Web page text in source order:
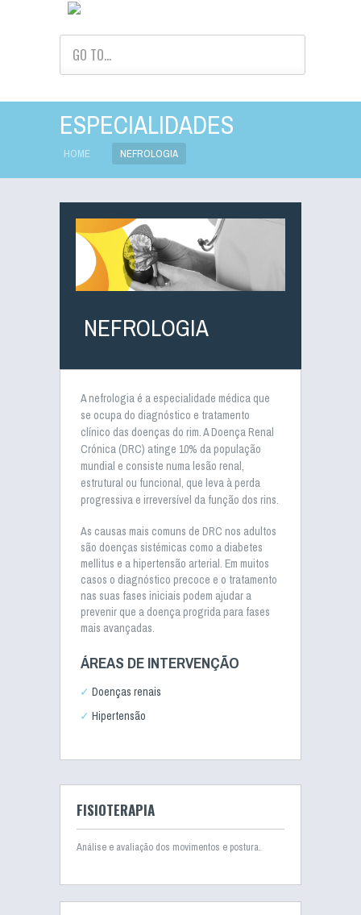
GO TO...
ESPECIALIDADES
HOME NEFROLOGIA
NEFROLOGIA
A nefrologia é a especialidade médica que
se ocupa do diagnóstico e tratamento
clínico das doenças do rim. A Doença Renal
Crónica (DRC) atinge 10% da população
mundial e consiste numa lesão renal,
estrutural ou funcional, que leva à perda
progressiva e irreversível da função dos rins.
As causas mais comuns de DRC nos adultos
são doenças sistémicas como a diabetes
mellitus e a hipertensão arterial. Em muitos
casos o diagnóstico precoce e o tratamento
nas suas fases iniciais podem ajudar a
prevenir que a doença progrida para fases
mais avançadas.
ÁREAS DE INTERVENÇÃO
Doenças renais
Hipertensão
FISIOTERAPIA
Análise e avaliação dos movimentos e postura.